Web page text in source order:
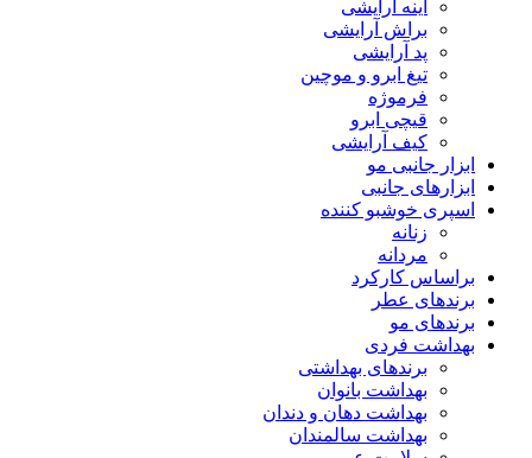
آینه آرایشی
براش آرایشی
پد آرایشی
تیغ ابرو و موچین
فرموژه
قیچی ابرو
کیف آرایشی
ابزار جانبی مو
ابزارهای جانبی
اسپری خوشبو کننده
زنانه
مردانه
براساس کارکرد
برندهای عطر
برندهای مو
بهداشت فردی
برندهای بهداشتی
بهداشت بانوان
بهداشت دهان و دندان
بهداشت سالمندان